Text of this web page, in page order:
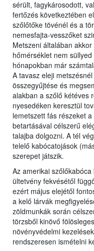
sérült, fagykárosodott,
fertőzés következtében
szőlőtőke tövénél és a
nemesfajta-vesszőket
Metszeni általában
hőmérséklet nem
hónapokban már
A tavasz eleji
összegyűjtése és
alakban a szőlő kétéves
nyesedéken keresztül
lemetszett fás részeket
betartásával célszerű
talajba dolgozni. A tél
telelő kabócatojások
szerepet játszik.
Az amerikai
ültetvény fekvésétől
ezért május elejétől
a kelő lárvák
zöldmunkák során
törzsből kinövő
növényvédelmi
rendszeresen ismételni